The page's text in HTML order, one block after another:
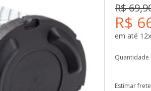
R$
R$
em até
Quantidade